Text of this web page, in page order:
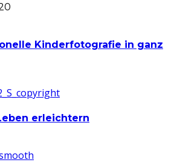
Kinderfotografie in ganz
erleichtern